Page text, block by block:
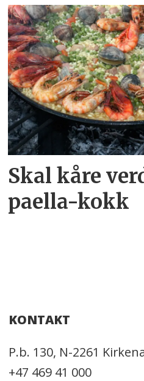
Skal kåre
paella-kokk
KONTAKT
P.b. 130, N-2261
+47 469 41 000